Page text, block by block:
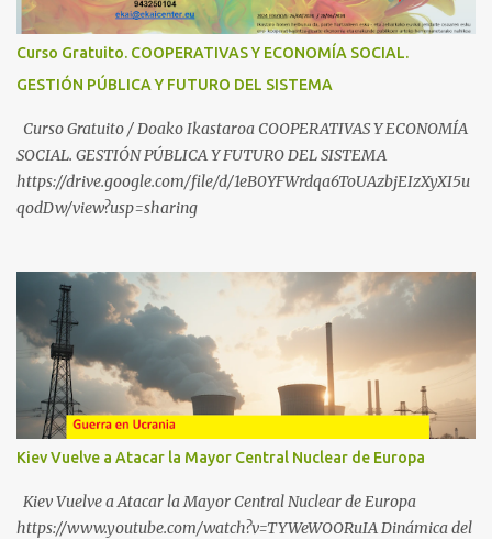
manipulazioetatik babesteko zerbait egin nahi baduzu, edo ideiak
partekatu nahi badituzu: Telegram :
https://whatsapp.com/channel/0029VbBW56k0LKZJWzQyoE1T
SÍGUENOS EN YOUTUBE: https://www.youtube.com/@ekaicenter?
sub_confirmation=1
Curso Gratuito. COOPERATIVAS Y ECONOMÍA SOCIAL.
GESTIÓN PÚBLICA Y FUTURO DEL SISTEMA
Curso Gratuito / Doako Ikastaroa COOPERATIVAS Y ECONOMÍA
SOCIAL. GESTIÓN PÚBLICA Y FUTURO DEL SISTEMA
https://drive.google.com/file/d/1eB0YFWrdqa6ToUAzbjEIzXyXI5u
qodDw/view?usp=sharing
Kiev Vuelve a Atacar la Mayor Central Nuclear de Europa
Kiev Vuelve a Atacar la Mayor Central Nuclear de Europa
https://www.youtube.com/watch?v=TYWeWOORuIA Dinámica del